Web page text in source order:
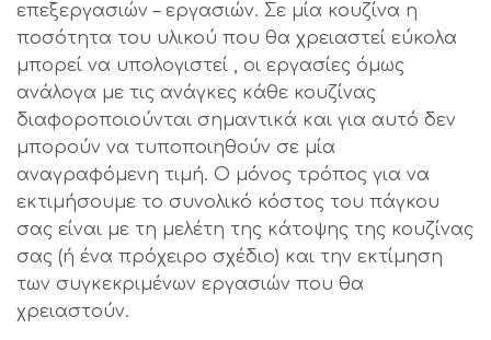
επεξεργασιών – εργασιών. Σε μία κουζίνα η
ποσότητα του υλικού που θα χρειαστεί εύκολα
μπορεί να υπολογιστεί , οι εργασίες όμως
ανάλογα με τις ανάγκες κάθε κουζίνας
διαφοροποιούνται σημαντικά και για αυτό δεν
μπορούν να τυποποιηθούν σε μία
αναγραφόμενη τιμή. Ο μόνος τρόπος για να
εκτιμήσουμε το συνολικό κόστος του πάγκου
σας είναι με τη μελέτη της κάτοψης της κουζίνας
σας (ή ένα πρόχειρο σχέδιο) και την εκτίμηση
των συγκεκριμένων εργασιών που θα
χρειαστούν.